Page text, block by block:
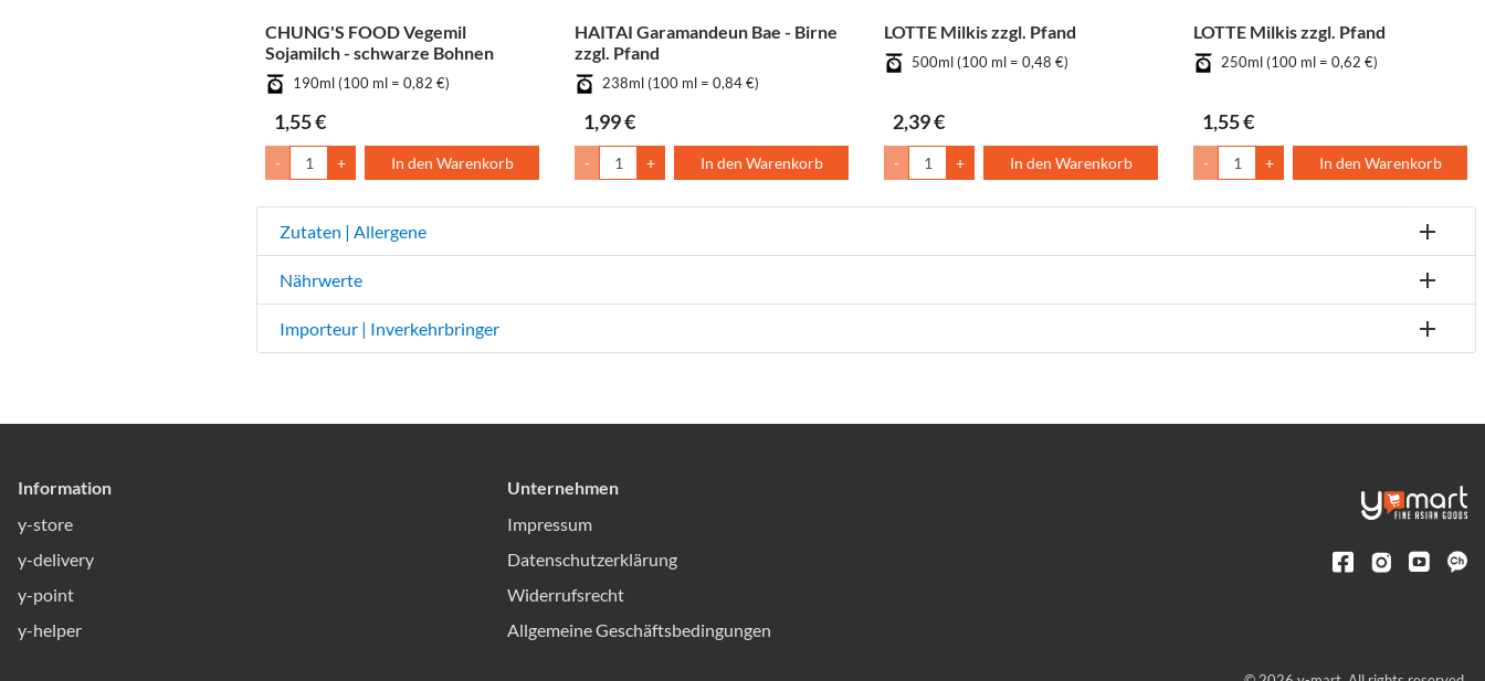
CHUNG'S FOOD Vegemil
Sojamilch - schwarze Bohnen
190ml (100 ml = 0,82 €)
1,55 €
- + In den Warenkorb
HAITAI Garamandeun Bae - Birne
zzgl. Pfand
238ml (100 ml = 0,84 €)
1,99 €
- + In den Warenkorb
LOTTE Milkis zzgl. Pfand
500ml (100 ml = 0,48 €)
2,39 €
- + In den Warenkorb
LOTTE Milkis zzgl. Pfand
250ml (100 ml = 0,62 €)
1,55 €
- + In den Warenkorb
Zutaten | Allergene
Nährwerte
Importeur | Inverkehrbringer
Information
y-store
y-delivery
y-point
y-helper
Unternehmen
Impressum
Datenschutzerklärung
Widerrufsrecht
Allgemeine Geschäftsbedingungen